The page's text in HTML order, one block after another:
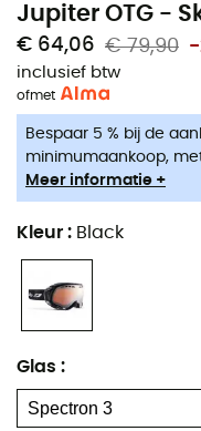
Jupiter OTG -
€ 64,06 € 79,90 -
inclusief btw
ofmet
Bespaar 5 % bij de
minimumaankoop,
Meer informatie +
Kleur : Black
Glas :